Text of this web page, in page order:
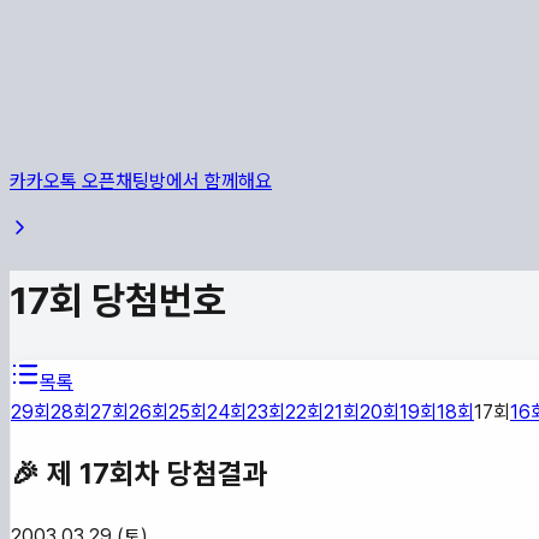
카카오톡 오픈채팅방에서 함께해요
17회 당첨번호
목록
29회28회27회26회25회24회23회22회21회20회19회18회17회16
🎉 제 17회차 당첨결과